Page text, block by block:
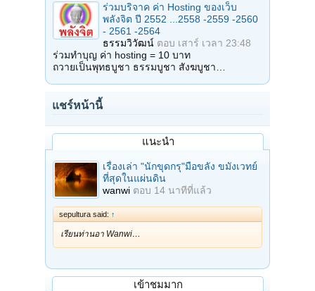
ร่วมบริจาค ค่า Hosting ของเว็บ
พลังจิต ปี 2552 ...2558 -2559 -2560
- 2561 -2564
ธรรมวิวัฒน์ ตอบ เสาร์ เวลา 23:48
ร่วมทำบุญ ค่า hosting = 10 บาท
ถวายเป็นพุทธบูชา ธรรมบูชา สังฆบูชา…
แชร์หน้านี้
แนะนำ
เรื่องเล่า "นักขุดกรุ"มือขลัง ขมังเวทย์
ที่สุดในแผ่นดิน
wanwi ตอบ 14 นาทีที่แล้ว
sepultura said: ↑
เรียนท่านอา Wanwi…
เข้าชมมาก